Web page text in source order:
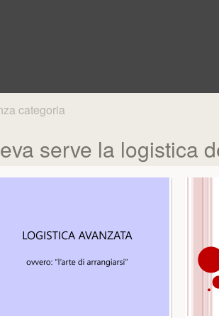
categoria
serve la logistica